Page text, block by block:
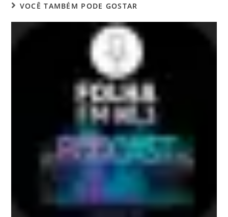
VOCÊ TAMBÉM PODE GOSTAR